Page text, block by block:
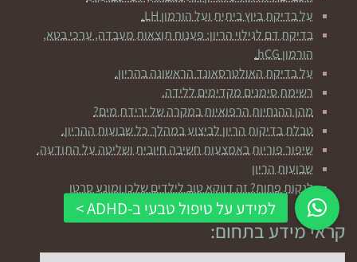
על בדיקת ביוץ ביתית ועל הורמון LH.
בדיקת דם לגילוי הריון: פענוח תוצאות מעבדה, ערכי בטא,
הורמון hCG.
על בדיקת האולטרסאונד הראשונה בהריון.
רשימת סימנים מקדימים ללידה.
מהן ההנחיות הרפואיות במקרה של ירידת מים?
טבלת בדיקות הריון לביצוע במהלך כל שבועות ההריון.
שיפור פוריות באמצעות חשיבה חיובית ושליטה על התודעה.
שבועות הריון
לנקות פחות? זה דווקא טוב לילדים שלכן ומונע סרטן
קראי מידע בתחום: